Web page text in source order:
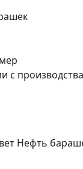
с производства
Нефть